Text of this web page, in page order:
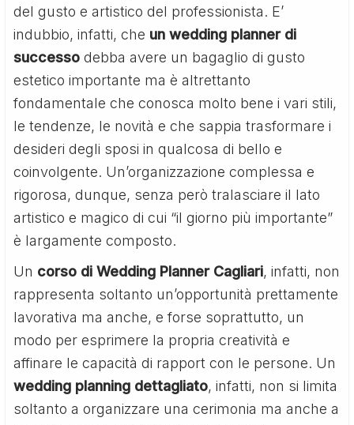
del gusto e artistico del professionista. E’
indubbio, infatti, che un wedding planner di
successo debba avere un bagaglio di gusto
estetico importante ma è altrettanto
fondamentale che conosca molto bene i vari stili,
le tendenze, le novità e che sappia trasformare i
desideri degli sposi in qualcosa di bello e
coinvolgente. Un’organizzazione complessa e
rigorosa, dunque, senza però tralasciare il lato
artistico e magico di cui “il giorno più importante”
è largamente composto.
Un corso di Wedding Planner Cagliari, infatti, non
rappresenta soltanto un’opportunità prettamente
lavorativa ma anche, e forse soprattutto, un
modo per esprimere la propria creatività e
affinare le capacità di rapport con le persone. Un
wedding planning dettagliato, infatti, non si limita
soltanto a organizzare una cerimonia ma anche a